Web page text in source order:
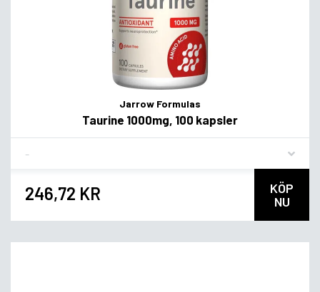
Jarrow Formulas
Taurine 1000mg, 100 kapsler
246,72 KR
KÖP
NU